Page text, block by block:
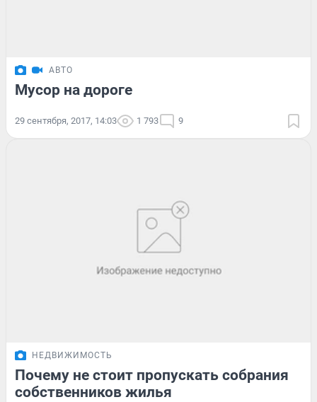
АВТО
Мусор на дороге
29 сентября, 2017, 14:03 1 793 9
НЕДВИЖИМОСТЬ
Почему не стоит пропускать собрания
собственников жилья